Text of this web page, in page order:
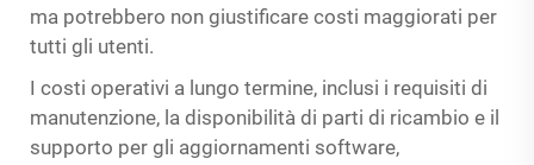
ma potrebbero non giustificare costi maggiorati per
tutti gli utenti.
I costi operativi a lungo termine, inclusi i requisiti di
manutenzione, la disponibilità di parti di ricambio e il
supporto per gli aggiornamenti software,